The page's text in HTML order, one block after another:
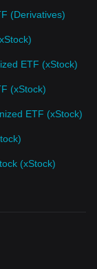
(Derivatives)
ETF (xStock)
(xStock)
ETF (xStock)
(xStock)